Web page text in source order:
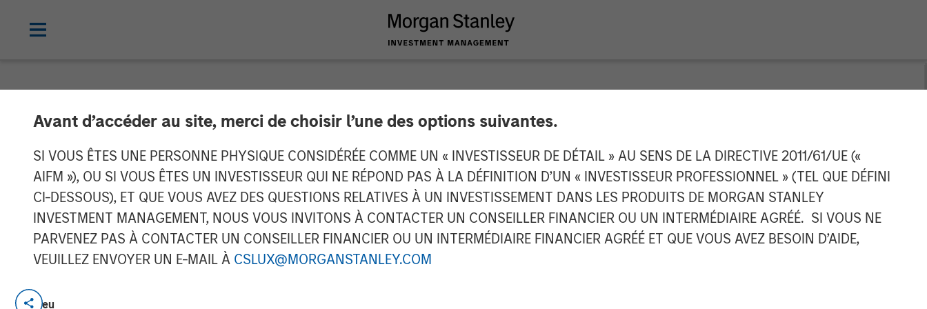
Avant d’accéder au site, merci de choisir l’une des options suivantes.
SI VOUS ÊTES UNE PERSONNE PHYSIQUE CONSIDÉRÉE COMME UN « INVESTISSEUR DE DÉTAIL » AU SENS DE LA DIRECTIVE 2011/61/UE («
AIFM »), OU SI VOUS ÊTES UN INVESTISSEUR QUI NE RÉPOND PAS À LA DÉFINITION D’UN « INVESTISSEUR PROFESSIONNEL » (TEL QUE DÉFINI
CI-DESSOUS), ET QUE VOUS AVEZ DES QUESTIONS RELATIVES À UN INVESTISSEMENT DANS LES PRODUITS DE MORGAN STANLEY
INVESTMENT MANAGEMENT, NOUS VOUS INVITONS À CONTACTER UN CONSEILLER FINANCIER OU UN INTERMÉDIAIRE AGRÉÉ. SI VOUS NE
PARVENEZ PAS À CONTACTER UN CONSEILLER FINANCIER OU UN INTERMÉDIAIRE FINANCIER AGRÉÉ ET QUE VOUS AVEZ BESOIN D’AIDE,
VEUILLEZ ENVOYER UN E-MAIL À CSLUX@MORGANSTANLEY.COM
Lieu
New Equity Partners for Breitenfeld AG
17 JUIN 2008